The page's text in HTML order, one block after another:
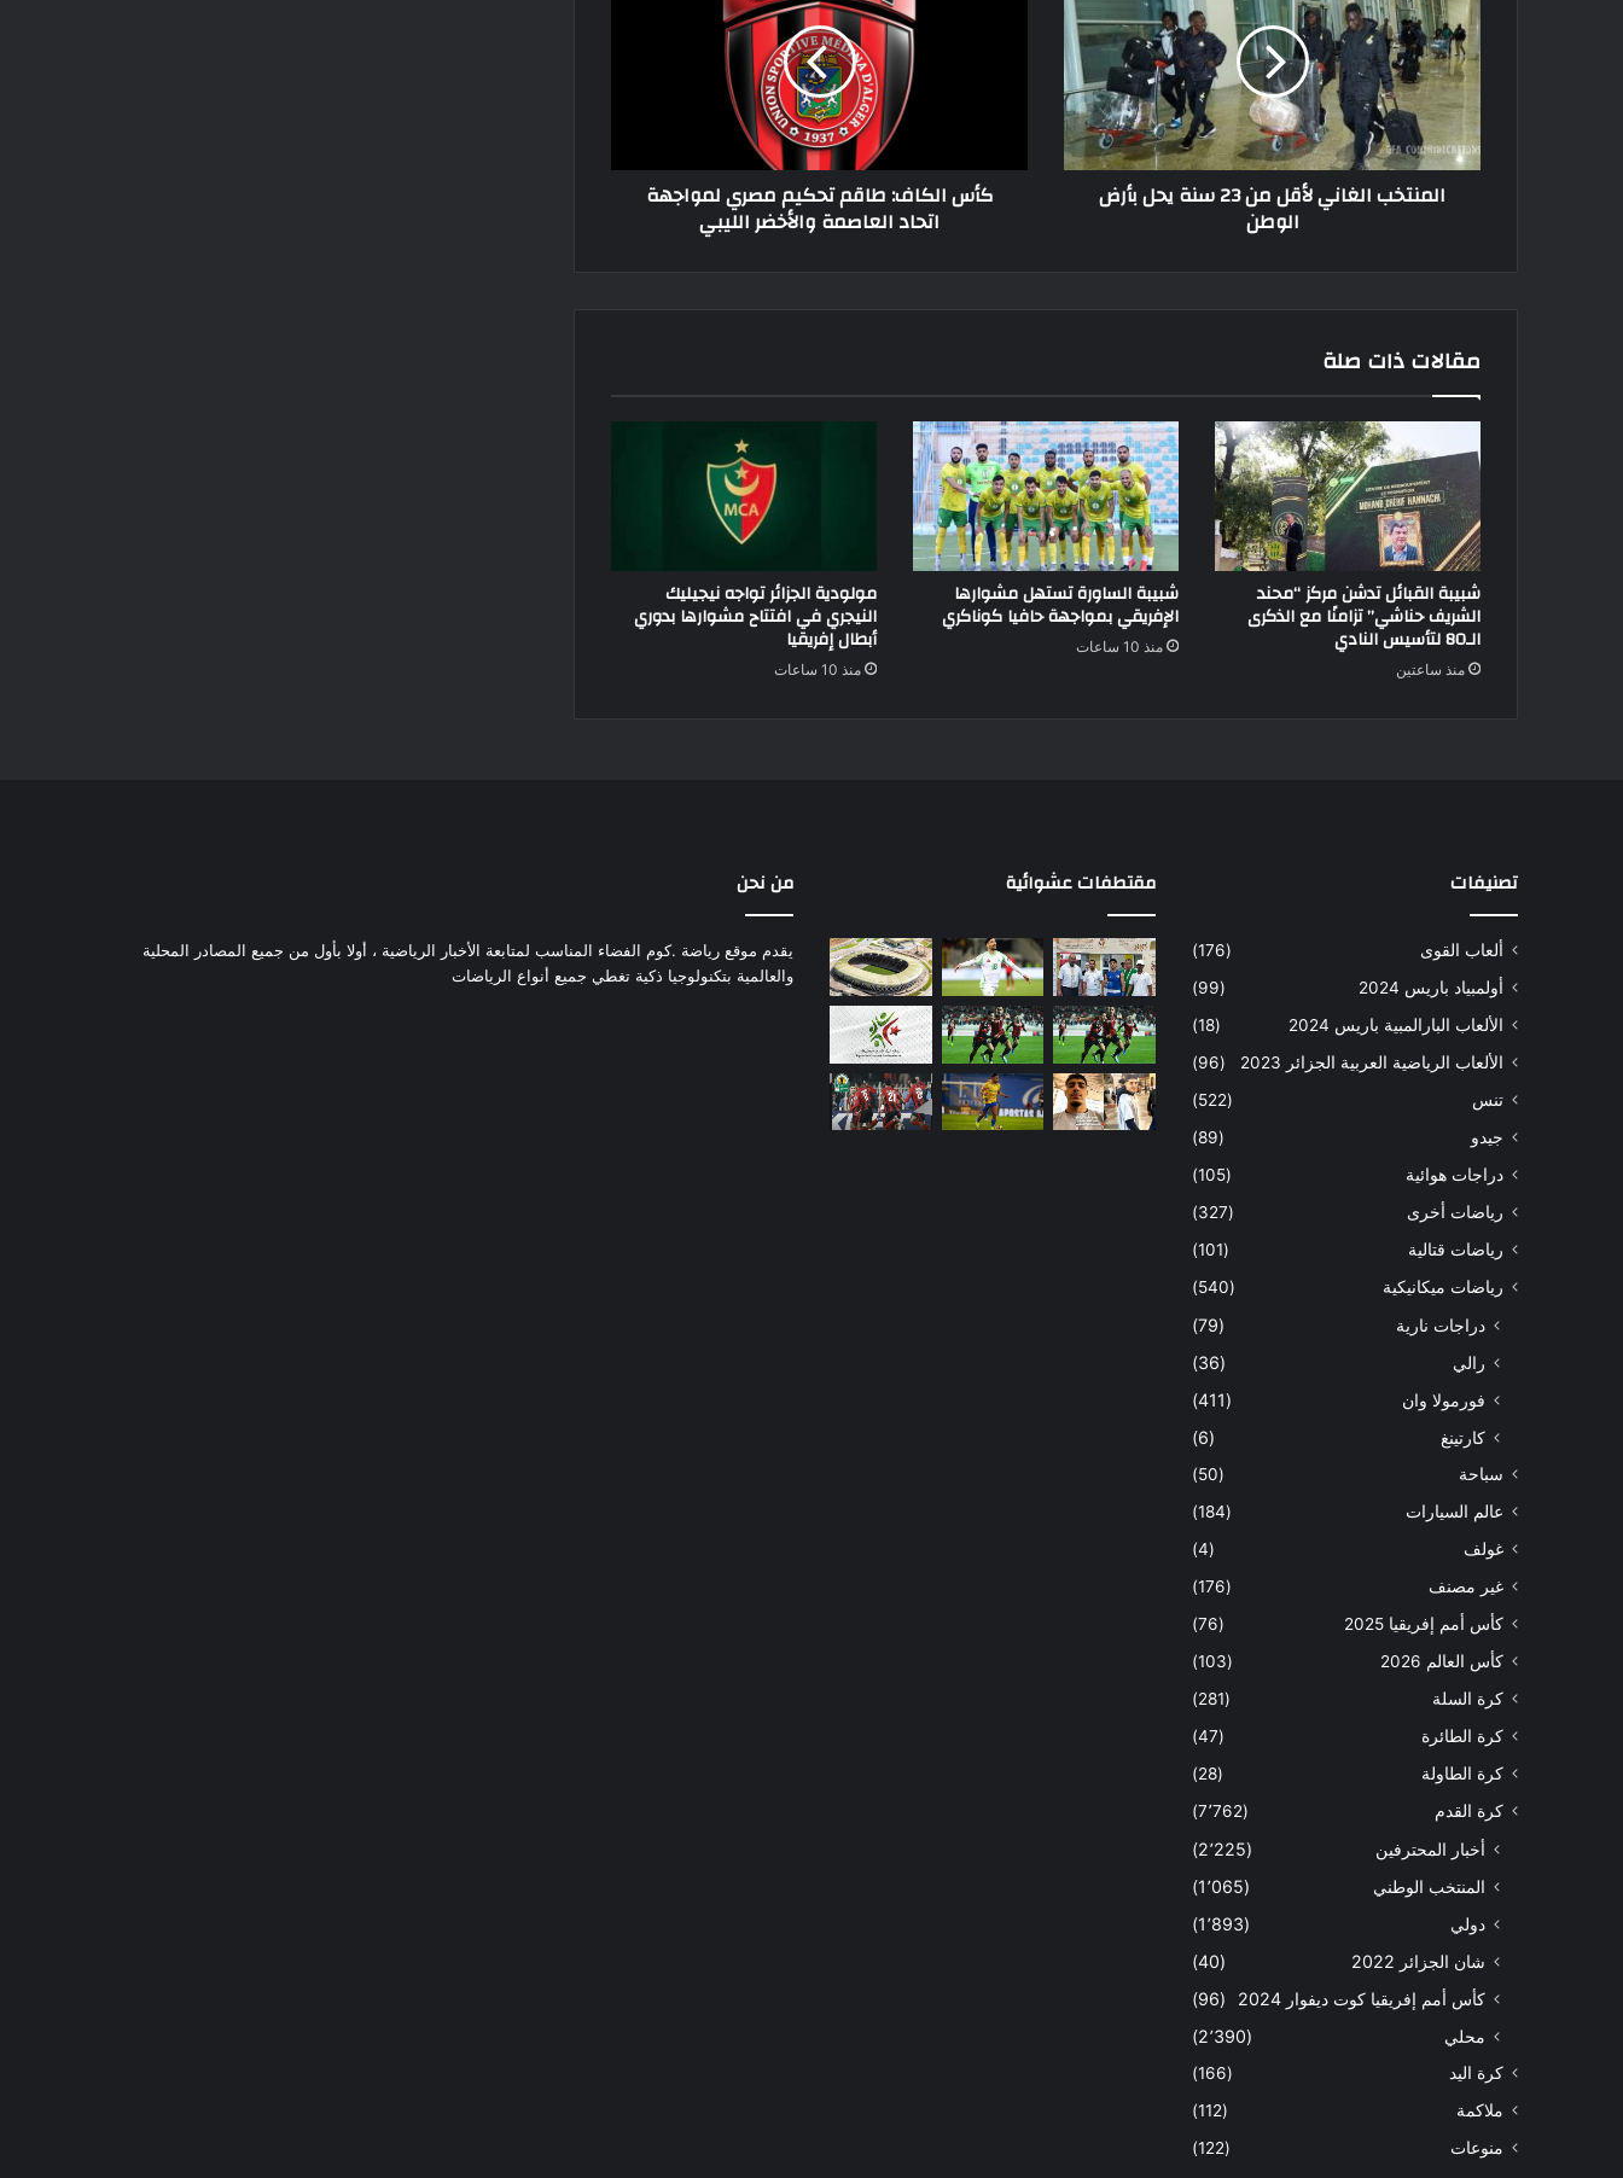
لأقل
من
23
سنة
يحل
بأرض
الوطن
المنتخب الغاني لأقل من 23 سنة يحل بأرض
الوطن
والأخضر
الليبيكأس الكاف: طاقم تحكيم مصري لمواجهة
اتحاد العاصمة والأخضر الليبي
مقالات ذات صلة
شبيبة القبائل تدشن مركز “محند
الشريف حناشي” تزامنًا مع الذكرى
الـ80 لتأسيس النادي
منذ ساعتين
شبيبة الساورة تستهل مشوارها
الإفريقي بمواجهة حافيا كوناكري
منذ 10 ساعات
مولودية الجزائر تواجه نيجيليك
النيجري في افتتاح مشوارها بدوري
أبطال إفريقيا
منذ 10 ساعات
تصنيفات
ألعاب القوى
(176)
أولمبياد باريس 2024
(99)
الألعاب البارالمبية باريس 2024
(18)
الألعاب الرياضية العربية الجزائر 2023
(96)
تنس
(522)
جيدو
(89)
دراجات هوائية
(105)
رياضات أخرى
(327)
رياضات قتالية
(101)
رياضات ميكانيكية
(540)
دراجات نارية
(79)
رالي
(36)
فورمولا وان
(411)
كارتينغ
(6)
سباحة
(50)
عالم السيارات
(184)
غولف
(4)
غير مصنف
(176)
كأس أمم إفريقيا 2025
(76)
كأس العالم 2026
(103)
كرة السلة
(281)
كرة الطائرة
(47)
كرة الطاولة
(28)
كرة القدم
(7٬762)
أخبار المحترفين
(2٬225)
المنتخب الوطني
(1٬065)
دولي
(1٬893)
شان الجزائر 2022
(40)
كأس أمم إفريقيا كوت ديفوار 2024
(96)
محلي
(2٬390)
كرة اليد
(166)
ملاكمة
(112)
منوعات
(122)
مقتطفات عشوائية من نحن
يقدم موقع رياضة .كوم الفضاء المناسب لمتابعة الأخبار الرياضية ، أولا بأول من جميع المصادر المحلية
والعالمية بتكنولوجيا ذكية تغطي جميع أنواع الرياضات